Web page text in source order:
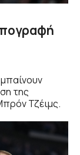
της
Τζέιμς.